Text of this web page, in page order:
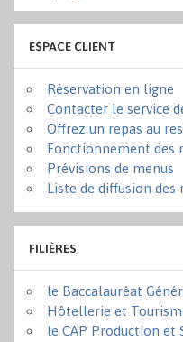
ESPACE CLIENT
Réservation en ligne
Contacter le service
Offrez un repas au
Fonctionnement des
Prévisions de menus
Liste de diffusion des
FILIÈRES
le Baccalauréat
Hôtellerie et
le CAP Production et